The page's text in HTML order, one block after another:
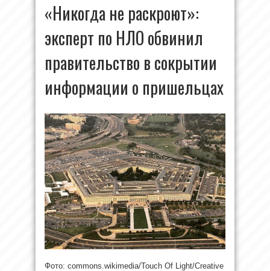
«Никогда не раскроют»:
эксперт по НЛО обвинил
правительство в сокрытии
информации о пришельцах
Фото: commons.wikimedia/Touch Of Light/Creative